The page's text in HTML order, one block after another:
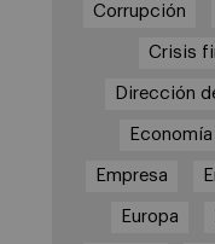
Corrupción
Crisis
Dirección
Economía
Empresa
Europa